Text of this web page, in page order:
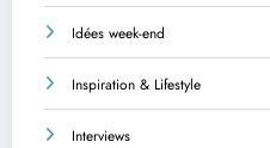
Idées week-end
Inspiration & Lifestyle
Interviews